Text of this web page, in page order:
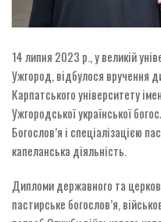
14 липня 2023 р., у великій
Ужгород, відбулося вручення
Карпатського університету
Ужгородської української
Богослов’я і спеціалізацією
капеланська діяльність.
Дипломи державного та
пастирське богослов’я,